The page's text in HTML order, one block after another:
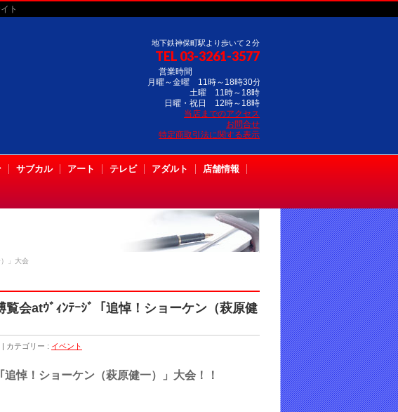
ト
地下鉄神保町駅より歩いて２分
TEL 03-3261-3577
営業時間
月曜～金曜 11時～18時30分
土曜 11時～18時
日曜・祝日 12時～18時
当店までのアクセス
お問合せ
特定商取引法に関する表示
サブカル アート テレビ アダルト 店舗情報
」大会
会atｳﾞｨﾝﾃｰｼﾞ「追悼！ショーケン（萩原健
カテゴリー : イベント
追悼！ショーケン（萩原健一）」大会 ！ ！